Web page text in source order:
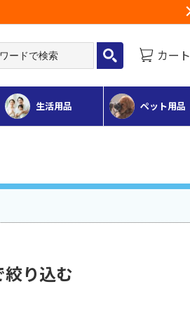
カート
生活用品 ペット用品
り込む